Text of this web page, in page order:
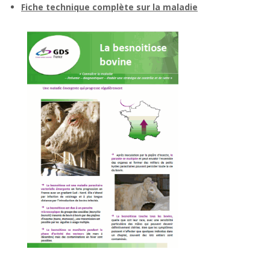
Fiche technique complète sur la maladie